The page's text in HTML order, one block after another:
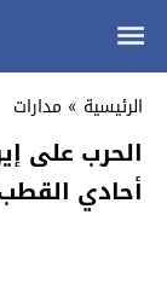
الرئيسية » مدارات
الحرب على
أحادي